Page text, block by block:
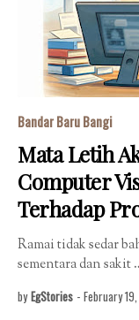
Bandar Baru Bangi
Mata Letih
Computer
Terhadap
Ramai tidak sedar
sementara dan sakit
by EgStories - February